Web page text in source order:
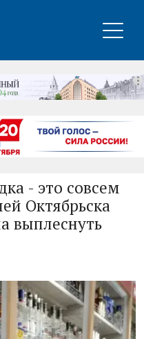
- это совсем
Октябрьска
выплеснуть